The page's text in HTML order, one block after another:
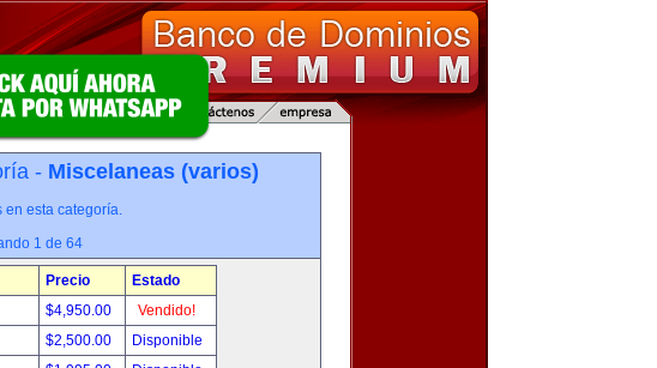
- Miscelaneas (varios)
en esta categoría.
1 de 64
Precio
Estado
$4,950.00
Vendido!
$2,500.00
Disponible